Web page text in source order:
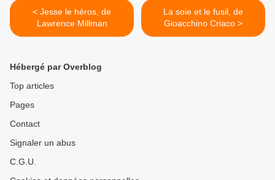
< Jesse le héros, de
Lawrence Millman
La soie et le fusil, de
Gioacchino Criaco >
Hébergé par Overblog
Top articles
Pages
Contact
Signaler un abus
C.G.U.